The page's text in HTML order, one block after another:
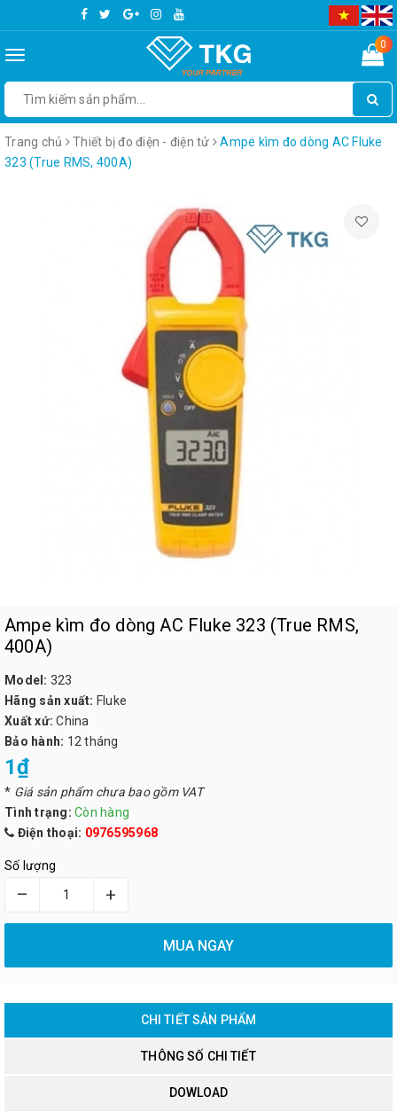
Toggle
0
Trang chủ Thiết bị đo điện - điện tử
Ampe kìm đo dòng AC Fluke
323 (True RMS, 400A)
Ampe kìm đo dòng AC Fluke 323 (True RMS,
400A)
Model: 323
Hãng sản xuất: Fluke
Xuất xứ: China
Bảo hành: 12 tháng
1₫
* Giá sản phẩm chưa bao gồm VAT
Tình trạng: Còn hàng
Điện thoại: 0976595968
Số lượng
– +
MUA NGAY
CHI TIẾT SẢN PHẨM
THÔNG SỐ CHI TIẾT
DOWLOAD